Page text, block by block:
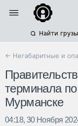
Найти грузы
← Негабаритные и
терминала
Мурманске
04:18, 30 Ноября